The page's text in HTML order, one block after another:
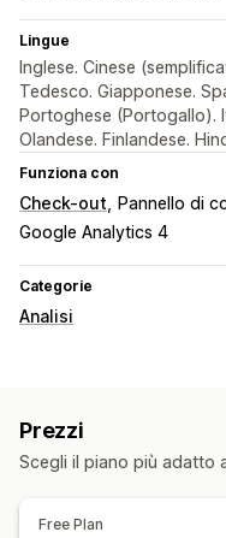
Lingue
Inglese. Cinese
Tedesco. Giapponese.
Portoghese (Portogallo).
Olandese. Finlandese.
Funziona con
Check-out Pannello di
Google Analytics 4
Categorie
Analisi
Monitoraggio degli eventi
Prezzi
Scegli il piano più adatto
Free Plan